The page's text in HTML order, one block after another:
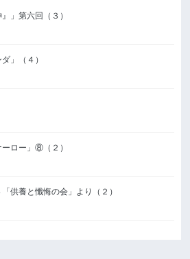
」第六回（３）
」（４）
ロー」⑧（２）
供養と懺悔の会」より（２）